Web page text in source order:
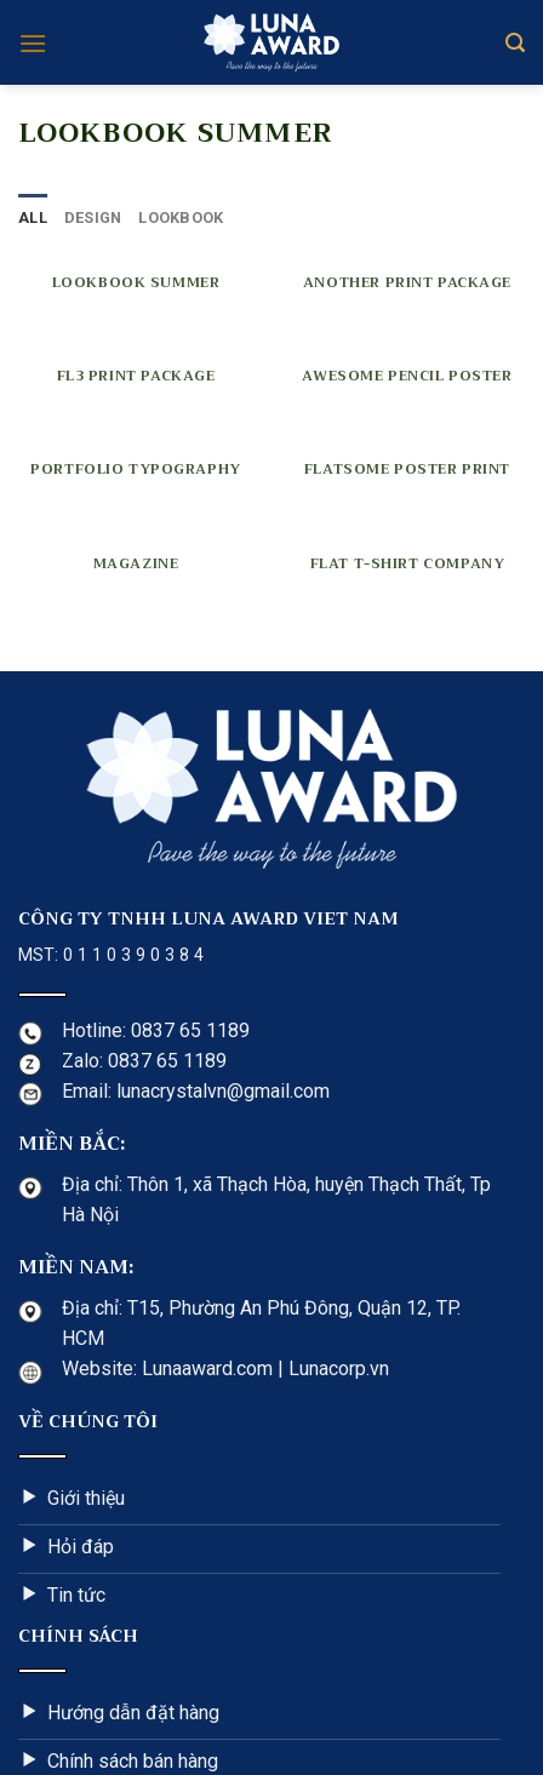
LOOKBOOK SUMMER
ALL DESIGN LOOKBOOK
LOOKBOOK SUMMER ANOTHER PRINT PACKAGE
FL3 PRINT PACKAGE AWESOME PENCIL POSTER
PORTFOLIO TYPOGRAPHY FLATSOME POSTER PRINT
MAGAZINE FLAT T-SHIRT COMPANY
CÔNG TY TNHH LUNA AWARD VIET NAM
MST: 0 1 1 0 3 9 0 3 8 4
Hotline: 0837 65 1189
Zalo: 0837 65 1189
Email: lunacrystalvn@gmail.com
MIỀN BẮC:
Địa chỉ: Thôn 1, xã Thạch Hòa, huyện Thạch Thất, Tp
Hà Nội
MIỀN NAM:
Địa chỉ: T15, Phường An Phú Đông, Quận 12, TP.
HCM
Website: Lunaaward.com | Lunacorp.vn
VỀ CHÚNG TÔI
Giới thiệu
Hỏi đáp
Tin tức
CHÍNH SÁCH
Hướng dẫn đặt hàng
Chính sách bán hàng